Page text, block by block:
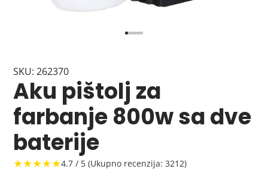
SKU: 262370
Aku pištolj za
farbanje 800w sa dve
baterije
★★★★★4.7 / 5 (Ukupno recenzija: 3212)